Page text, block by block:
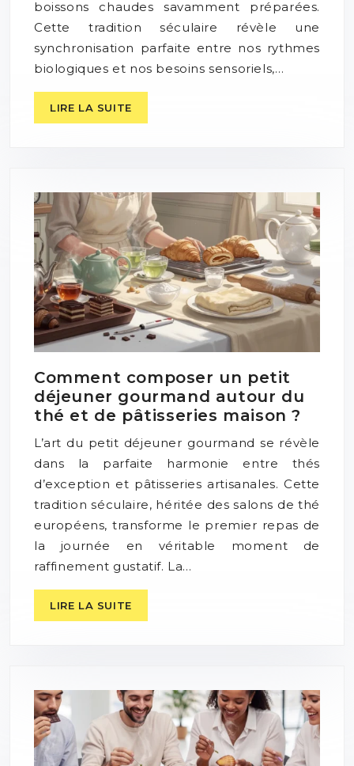
boissons chaudes savamment préparées.
Cette tradition séculaire révèle une
synchronisation parfaite entre nos rythmes
biologiques et nos besoins sensoriels,…
LIRE LA SUITE
Comment composer un petit
déjeuner gourmand autour du
thé et de pâtisseries maison ?
L’art du petit déjeuner gourmand se révèle
dans la parfaite harmonie entre thés
d’exception et pâtisseries artisanales. Cette
tradition séculaire, héritée des salons de thé
européens, transforme le premier repas de
la journée en véritable moment de
raffinement gustatif. La…
LIRE LA SUITE